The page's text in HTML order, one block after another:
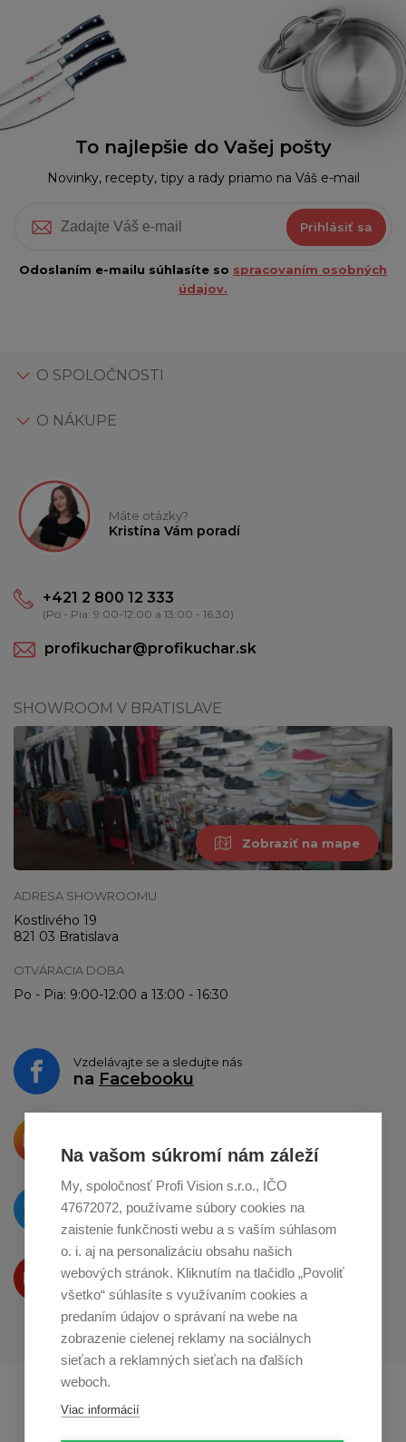
Na vašom súkromí nám záleží
My, spoločnosť Profi Vision s.r.o., IČO
47672072, používame súbory cookies na
zaistenie funkčnosti webu a s vaším súhlasom
o. i. aj na personalizáciu obsahu našich
webových stránok. Kliknutím na tlačidlo „Povoliť
všetko“ súhlasíte s využívaním cookies a
predaním údajov o správaní na webe na
zobrazenie cielenej reklamy na sociálnych
sieťach a reklamných sieťach na ďalších
weboch.
Viac informácií
To najlepšie do Vašej pošty
Novinky, recepty, tipy a rady priamo na Váš e-mail
Prihlásiť sa
Odoslaním e-mailu súhlasíte so spracovaním osobných
údajov.
O SPOLOČNOSTI
O NÁKUPE
Máte otázky?
Kristína Vám poradí
+421 2 800 12 333
(Po - Pia: 9:00-12:00 a 13:00 - 16:30)
profikuchar@profikuchar.sk
SHOWROOM V BRATISLAVE
Zobraziť na mape
ADRESA SHOWROOMU
Kostlivého 19
821 03 Bratislava
OTVÁRACIA DOBA
Po - Pia: 9:00-12:00 a 13:00 - 16:30
Vzdelávajte se a sledujte nás
na Facebooku
o zdieľanie naInstagrame
O novinkách píšeme
naTwitteri
Produkty Vám predstavujeme
na Youtube
Profikuchař.cz